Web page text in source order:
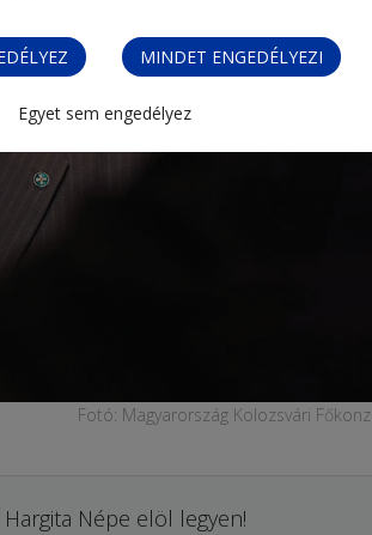
MINDET ENGEDÉLYEZI
Egyet sem engedélyez
Fotó: Magyarország Kolozsvári
Népe elöl legyen!